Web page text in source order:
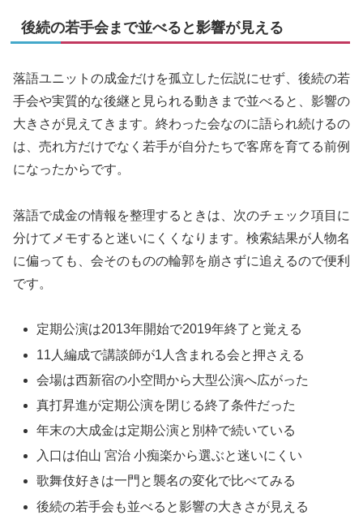
後続の若手会まで並べると影響が見える
落語ユニットの成金だけを孤立した伝説にせず、後続の若
手会や実質的な後継と見られる動きまで並べると、影響の
大きさが見えてきます。終わった会なのに語られ続けるの
は、売れ方だけでなく若手が自分たちで客席を育てる前例
になったからです。
落語で成金の情報を整理するときは、次のチェック項目に
分けてメモすると迷いにくくなります。検索結果が人物名
に偏っても、会そのものの輪郭を崩さずに追えるので便利
です。
定期公演は2013年開始で2019年終了と覚える
11人編成で講談師が1人含まれる会と押さえる
会場は西新宿の小空間から大型公演へ広がった
真打昇進が定期公演を閉じる終了条件だった
年末の大成金は定期公演と別枠で続いている
入口は伯山 宮治 小痴楽から選ぶと迷いにくい
歌舞伎好きは一門と襲名の変化で比べてみる
後続の若手会も並べると影響の大きさが見える